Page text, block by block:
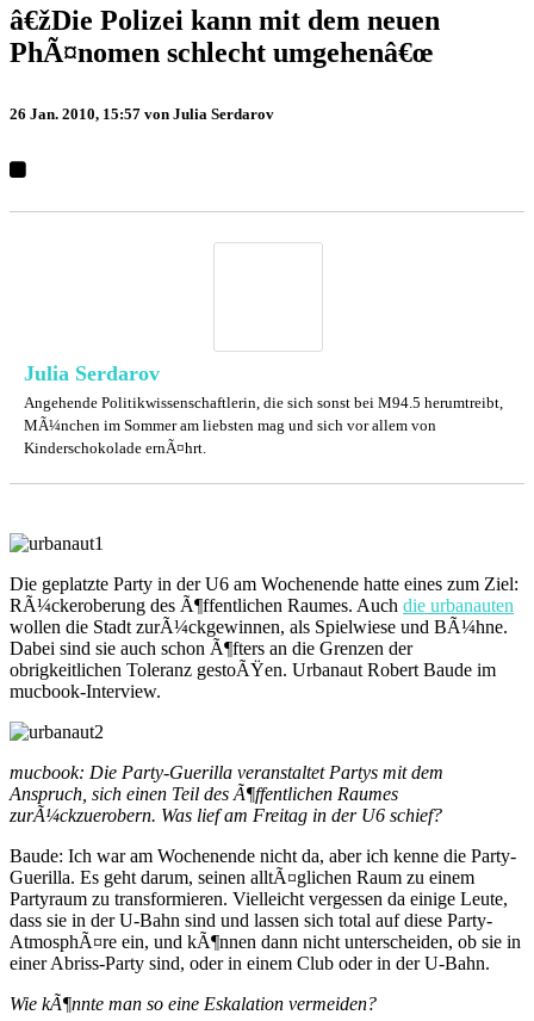
â€žDie Polizei kann mit dem neuen
PhÃ¤nomen schlecht umgehenâ€œ
26 Jan. 2010, 15:57 von Julia Serdarov
Julia Serdarov
Angehende Politikwissenschaftlerin, die sich sonst bei M94.5 herumtreibt,
MÃ¼nchen im Sommer am liebsten mag und sich vor allem von
Kinderschokolade ernÃ¤hrt.
Die geplatzte Party in der U6 am Wochenende hatte eines zum Ziel:
RÃ¼ckeroberung des Ã¶ffentlichen Raumes. Auch die urbanauten
wollen die Stadt zurÃ¼ckgewinnen, als Spielwiese und BÃ¼hne.
Dabei sind sie auch schon Ã¶fters an die Grenzen der
obrigkeitlichen Toleranz gestoÃŸen. Urbanaut Robert Baude im
mucbook-Interview.
mucbook: Die Party-Guerilla veranstaltet Partys mit dem
Anspruch, sich einen Teil des Ã¶ffentlichen Raumes
zurÃ¼ckzuerobern. Was lief am Freitag in der U6 schief?
Baude: Ich war am Wochenende nicht da, aber ich kenne die Party-
Guerilla. Es geht darum, seinen alltÃ¤glichen Raum zu einem
Partyraum zu transformieren. Vielleicht vergessen da einige Leute,
dass sie in der U-Bahn sind und lassen sich total auf diese Party-
AtmosphÃ¤re ein, und kÃ¶nnen dann nicht unterscheiden, ob sie in
einer Abriss-Party sind, oder in einem Club oder in der U-Bahn.
Wie kÃ¶nnte man so eine Eskalation vermeiden?